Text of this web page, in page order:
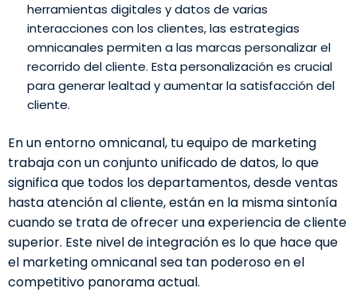
herramientas digitales y datos de varias
interacciones con los clientes, las estrategias
omnicanales permiten a las marcas personalizar el
recorrido del cliente. Esta personalización es crucial
para generar lealtad y aumentar la satisfacción del
cliente.
En un entorno omnicanal, tu equipo de marketing
trabaja con un conjunto unificado de datos, lo que
significa que todos los departamentos, desde ventas
hasta atención al cliente, están en la misma sintonía
cuando se trata de ofrecer una experiencia de cliente
superior. Este nivel de integración es lo que hace que
el marketing omnicanal sea tan poderoso en el
competitivo panorama actual.